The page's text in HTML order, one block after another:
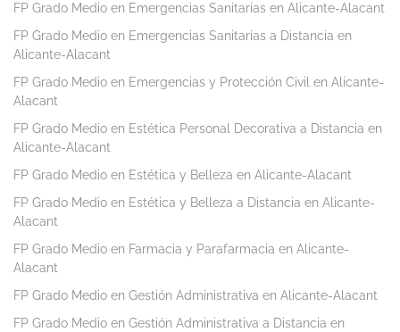
FP Grado Medio en Emergencias Sanitarias en Alicante-Alacant
FP Grado Medio en Emergencias Sanitarias a Distancia en
Alicante-Alacant
FP Grado Medio en Emergencias y Protección Civil en Alicante-
Alacant
FP Grado Medio en Estética Personal Decorativa a Distancia en
Alicante-Alacant
FP Grado Medio en Estética y Belleza en Alicante-Alacant
FP Grado Medio en Estética y Belleza a Distancia en Alicante-
Alacant
FP Grado Medio en Farmacia y Parafarmacia en Alicante-
Alacant
FP Grado Medio en Gestión Administrativa en Alicante-Alacant
FP Grado Medio en Gestión Administrativa a Distancia en